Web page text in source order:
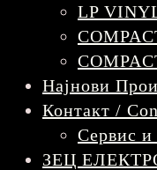
LP
Најнови
Контакт /
Сервис и
ЗЕЦ